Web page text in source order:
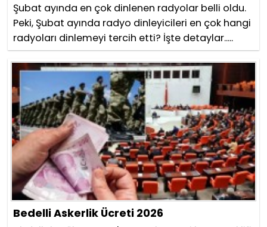
Şubat ayında en çok dinlenen radyolar belli oldu.
Peki, Şubat ayında radyo dinleyicileri en çok hangi
radyoları dinlemeyi tercih etti? İşte detaylar.....
Bedelli Askerlik Ücreti 2026